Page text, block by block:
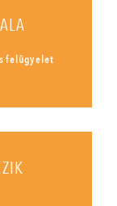
felügyelet